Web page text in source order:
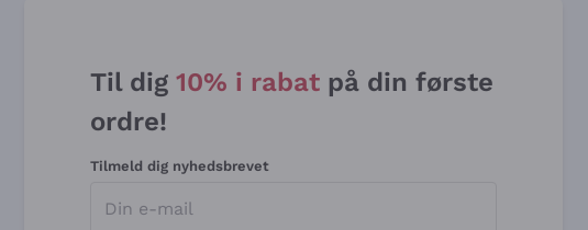
Til dig 10% i rabat på din første
ordre!
Tilmeld dig nyhedsbrevet